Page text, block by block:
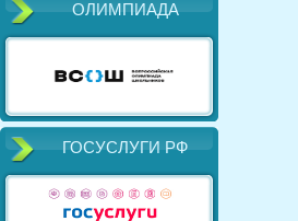
ОЛИМПИАДА
ГОСУСЛУГИ РФ